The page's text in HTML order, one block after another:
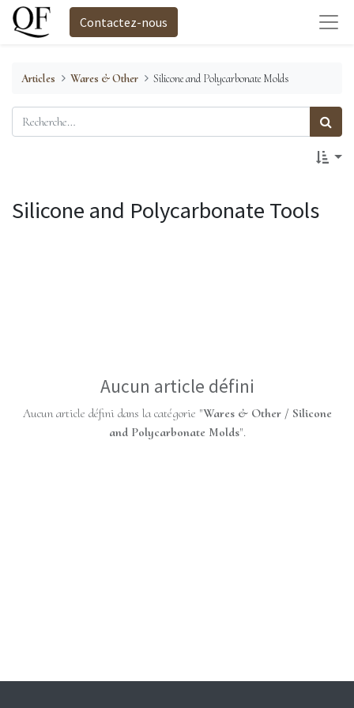
Contactez-nous
Articles Wares & Other Silicone and Polycarbonate Molds
Silicone and Polycarbonate Tools
Aucun article défini
Aucun article défini dans la catégorie "Wares & Other / Silicone
and Polycarbonate Molds".